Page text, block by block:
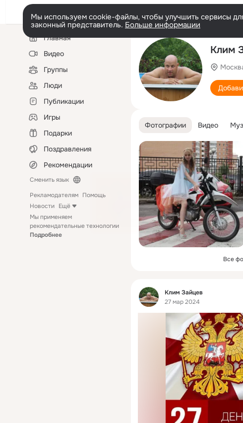
Мы используем cookie-файлы, чтобы улучшить сервисы
законный представитель. Больше информации
Левая
колонкаГлавная
Видео
Группы
Люди
Публикации
Игры
Подарки
Поздравления
Рекомендации
Сменить язык
Рекламодателям Помощь
Новости Ещё
Мы применяем
рекомендательные технологии
Подробнее
Клим
Фотографии Видео
Все
Фид
Клим Зайцев
27 мар 2024